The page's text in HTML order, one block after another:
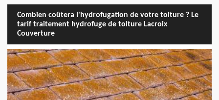
Combien coûtera l'hydrofugation de votre toiture ? Le
tarif traitement hydrofuge de toiture Lacroix
Couverture